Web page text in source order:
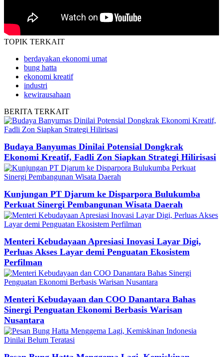
TOPIK TERKAIT
berdayakan ekonomi umat
bung hatta
ekonomi kreatif
industri
kewirausahaan
BERITA TERKAIT
Budaya Banyumas Dinilai Potensial Dongkrak
Ekonomi Kreatif, Fadli Zon Siapkan Strategi Hilirisasi
Kunjungan PT Djarum ke Disparpora Bulukumba
Perkuat Sinergi Pembangunan Wisata Daerah
Menteri Kebudayaan Apresiasi Inovasi Layar Digi,
Perluas Akses Layar demi Penguatan Ekosistem
Perfilman
Menteri Kebudayaan dan COO Danantara Bahas
Sinergi Penguatan Ekonomi Berbasis Warisan
Nusantara